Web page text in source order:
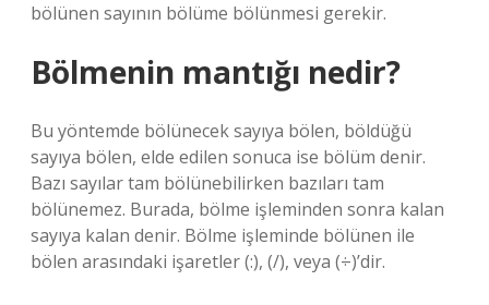
bölünen sayının bölüme bölünmesi gerekir.
Bölmenin mantığı nedir?
Bu yöntemde bölünecek sayıya bölen, böldüğü
sayıya bölen, elde edilen sonuca ise bölüm denir.
Bazı sayılar tam bölünebilirken bazıları tam
bölünemez. Burada, bölme işleminden sonra kalan
sayıya kalan denir. Bölme işleminde bölünen ile
bölen arasındaki işaretler (:), (/), veya (÷)’dir.